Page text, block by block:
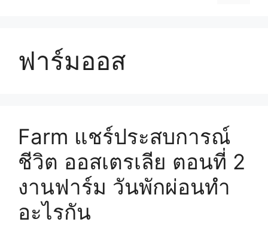
ฟาร์มออส
Farm แชร์ประสบการณ์
ชีวิต ออสเตรเลีย ตอนที่ 2
งานฟาร์ม วันพักผ่อนทำ
อะไรกัน